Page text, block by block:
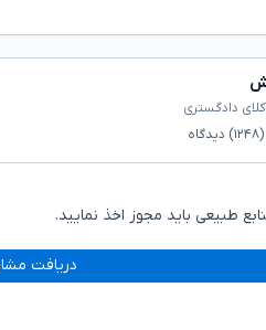
دادگستری
(۱۲۴۸) دیدگاه
طبیعی باید مجوز اخذ نمایید.
دریافت